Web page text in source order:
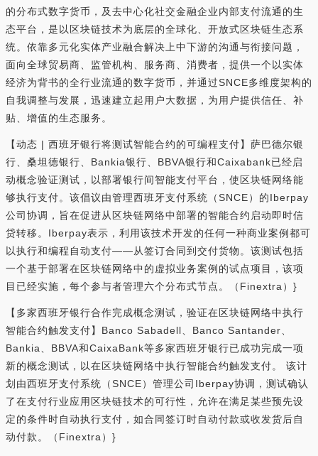
的分布式数字货币，及去中心化社交金融企业内部支付流通的生
态平台，是以区块链技术为底层的全球化、开放式区块链生态系
统。依靠多元化实体产业融合解决上中下游的沟通与衔接问题，
面向全球贸易商、监管机构、服务商、消费者，提供一个以实体
经济为背书的全行业流通的数字货币，并通过SNCE多维度架构的
自我调整与发展，迅速建立起用户大数据，为用户提供信任、补
贴、增值的生态服务。
【动态 | 西班牙银行将测试智能合约的可编程支付】萨巴德尔银
行、桑坦德银行、Bankia银行、BBVA银行和Caixabank已经启
动概念验证测试，以部署银行间智能支付平台，使区块链网络能
够执行支付。该倡议由管理西班牙支付系统（SNCE）的Iberpay
公司协调，旨在促进从区块链网络中部署的智能合约启动即时信
贷转移。Iberpay表示，利用该技术开发的任何一种商业案例都可
以执行和编程自动支付——从签订合同到交付货物。该测试包括
一个基于部署在区块链网络中的虚拟业务案例的试点项目，该项
目已经实施，每个参与者管理六个分布式节点。（Finextra）}
【多家西班牙银行合作完成概念测试，验证在区块链网络中执行
智能合约触发支付】Banco Sabadell、Banco Santander、
Bankia、BBVA和CaixaBank等多家西班牙银行已成功完成一项
新的概念测试，以在区块链网络中执行智能合约触发支付。 该计
划由西班牙支付系统（SNCE）管理公司Iberpay协调，测试确认
了在支付行业应用区块链技术的可行性，允许在满足某些预先设
定的条件时自动执行支付，如合同签订时自动付款或收发货后自
动付款。（Finextra）}